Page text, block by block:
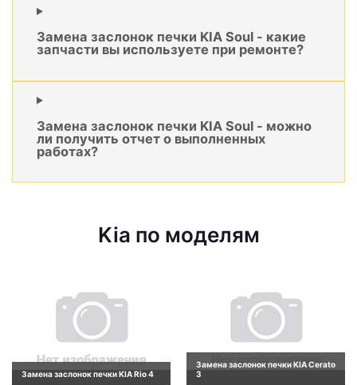
Замена заслонок печки KIA Soul - какие
запчасти вы используете при ремонте?
Замена заслонок печки KIA Soul - можно
ли получить отчет о выполненных
работах?
Kia по моделям
Замена заслонок печки KIA Rio 4
Замена заслонок печки KIA Cerato
3